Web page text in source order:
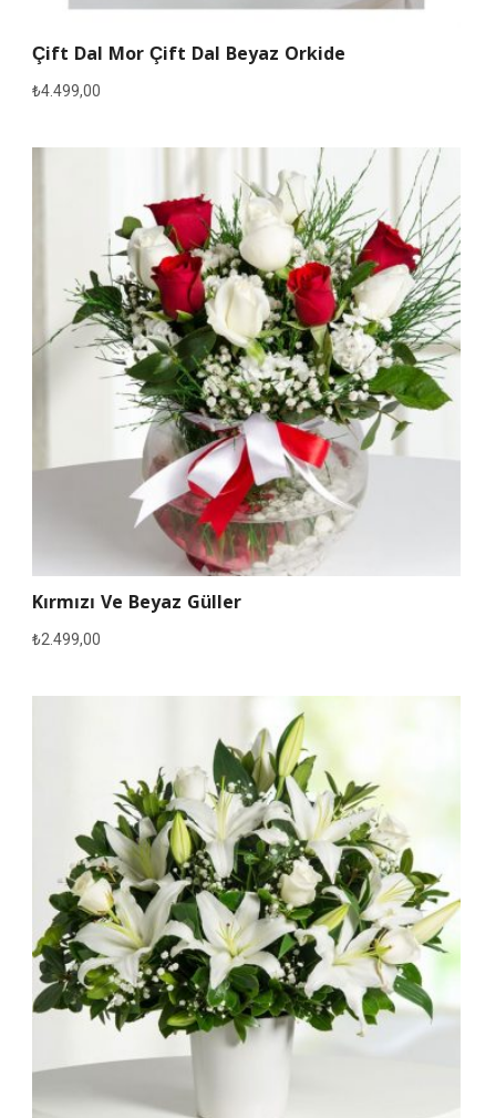
Çift Dal Mor Çift Dal Beyaz Orkide
₺4.499,00
Kırmızı Ve Beyaz Güller
₺2.499,00